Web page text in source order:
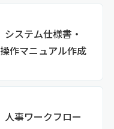
システム仕様書・
操作マニュアル作成
人事ワークフロー